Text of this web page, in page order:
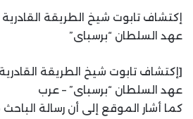
إكتشاف تابوت شيخ الطريقة القادرية
عهد السلطان “برسباى”
[إكتشاف تابوت شيخ الطريقة
عهد السلطان “برسباى” – عرب
كما أشار الموقع إلى أن رسالة